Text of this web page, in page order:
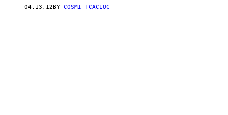
04.13.12 BY COSMI TCACIUC